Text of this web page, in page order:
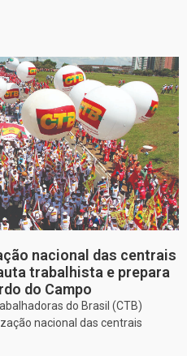
nacional das centrais
trabalhista e prepara
do Campo
do Brasil (CTB)
nacional das centrais